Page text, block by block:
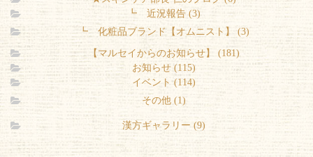
┗ 近況報告 (3)
┗ 化粧品ブランド【オムニスト】 (3)
【マルセイからのお知らせ】 (181)
お知らせ (115)
イベント (114)
その他 (1)
漢方ギャラリー (9)